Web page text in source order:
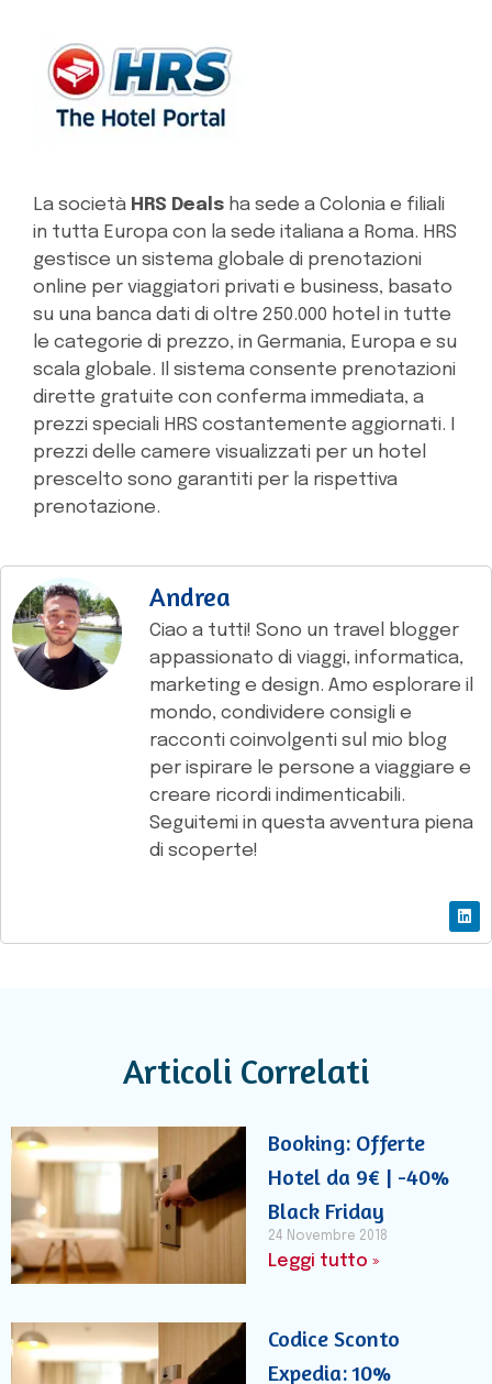
La società HRS Deals ha sede a Colonia e filiali
in tutta Europa con la sede italiana a Roma. HRS
gestisce un sistema globale di prenotazioni
online per viaggiatori privati e business, basato
su una banca dati di oltre 250.000 hotel in tutte
le categorie di prezzo, in Germania, Europa e su
scala globale. Il sistema consente prenotazioni
dirette gratuite con conferma immediata, a
prezzi speciali HRS costantemente aggiornati. I
prezzi delle camere visualizzati per un hotel
prescelto sono garantiti per la rispettiva
prenotazione.
Andrea
Ciao a tutti! Sono un travel blogger
appassionato di viaggi, informatica,
marketing e design. Amo esplorare il
mondo, condividere consigli e
racconti coinvolgenti sul mio blog
per ispirare le persone a viaggiare e
creare ricordi indimenticabili.
Seguitemi in questa avventura piena
di scoperte!
Articoli Correlati
Booking: Offerte
Hotel da 9€ | -40%
Black Friday
24 Novembre 2018
Leggi tutto »
Codice Sconto
Expedia: 10%